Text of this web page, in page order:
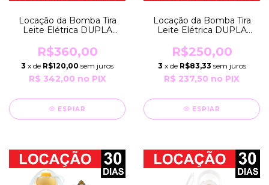
Locação da Bomba Tira
Leite Elétrica DUPLA
MAXFLOW HANDS-FREE
por 30 Dias EXTRATORA
Bivolt Medela
R$360,00
3 x de R$120,00 sem juros
R$ 342,00 no PIX
ESPIAR
Locação da Bomba Tira
Leite Elétrica DUPLA
Período de 30 Dias
EXTRATORA Bivolt e com
Pilhas Medela
R$250,00
3 x de R$83,33 sem juros
R$ 237,50 no PIX
ESPIAR